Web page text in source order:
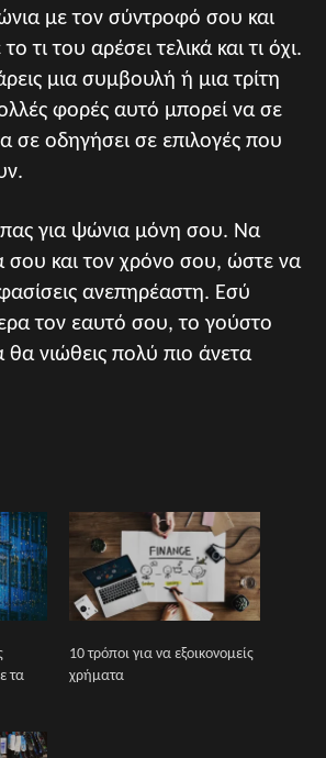
με τον σύντροφό σου και
τι του αρέσει τελικά και τι όχι.
μια συμβουλή ή μια τρίτη
φορές αυτό μπορεί να σε
σε οδηγήσει σε επιλογές που
για ψώνια μόνη σου. Να
σου και τον χρόνο σου, ώστε να
ανεπηρέαστη. Εσύ
τον εαυτό σου, το γούστο
θα νιώθεις πολύ πιο άνετα
τα
10 τρόποι για να εξοικονομείς
χρήματα